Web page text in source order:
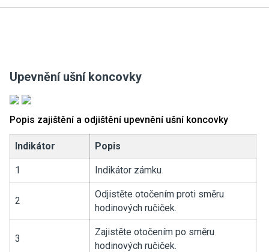
Upevnění ušní koncovky
Popis zajištění a odjištění upevnění ušní koncovky
Indikátor Popis
1 Indikátor zámku
2
Odjistěte otočením proti směru
hodinových ručiček.
3
Zajistěte otočením po směru
hodinových ručiček.